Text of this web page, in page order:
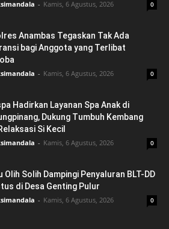
- Kamis, 6 Agustus, 2026 0
Anambas Tegaskan Tak Ada
bagi Anggota yang Terlibat
- Kamis, 6 Agustus, 2026 0
Hadirkan Layanan Spa Anak di
Dukung Tumbuh Kembang
Si Kecil
- Kamis, 6 Agustus, 2026 0
Olih Solih Dampingi Penyaluran BLT-DD
di Desa Genting Pulur
- Kamis, 6 Agustus, 2026 0